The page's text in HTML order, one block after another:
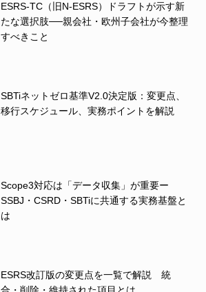
ESRS-TC（旧N-ESRS）ドラフトが示す新
たな選択肢──親会社・欧州子会社が今整理
すべきこと
SBTiネットゼロ基準V2.0決定版：変更点、
移行スケジュール、実務ポイントを解説
Scope3対応は「データ収集」が重要ー
SSBJ・CSRD・SBTiに共通する実務基盤と
は
ESRS改訂版の変更点を一覧で解説 統